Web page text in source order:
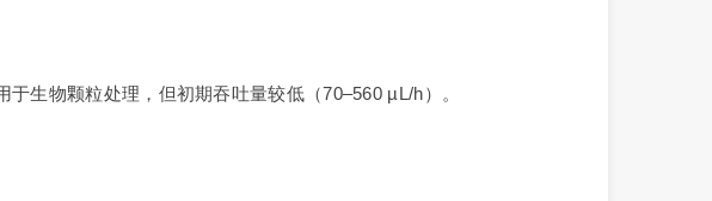
生物颗粒处理，但初期吞吐量较低（70–560 µL/h）。